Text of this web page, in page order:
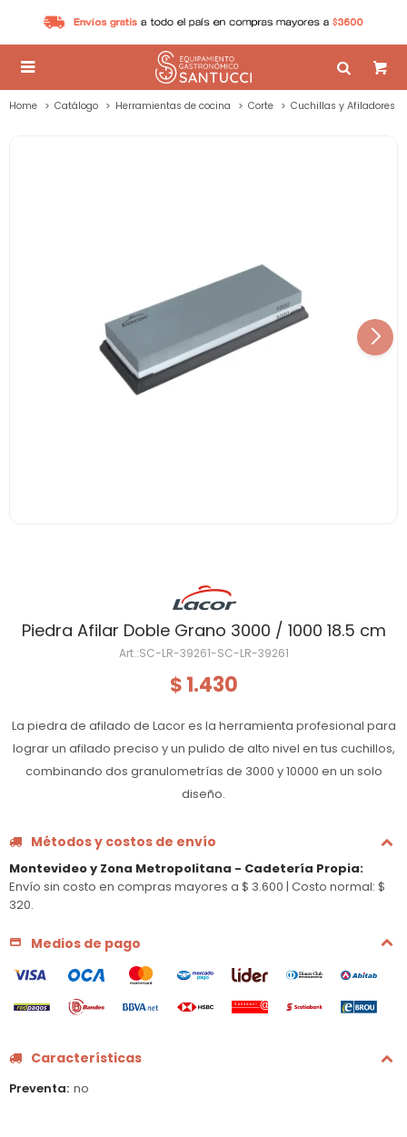

Home Catálogo Herramientas de cocina Corte Cuchillas y Afiladores
Piedra Afilar Doble Grano 3000 / 1000 18.5 cm
SC-LR-39261-SC-LR-39261
$ 1.430
La piedra de afilado de Lacor es la herramienta profesional para
lograr un afilado preciso y un pulido de alto nivel en tus cuchillos,
combinando dos granulometrías de 3000 y 10000 en un solo
diseño.
Métodos y costos de envío
Montevideo y Zona Metropolitana - Cadetería Propia:
Envío sin costo en compras mayores a $ 3.600 | Costo normal: $
320.
Medios de pago
Características
Preventa no